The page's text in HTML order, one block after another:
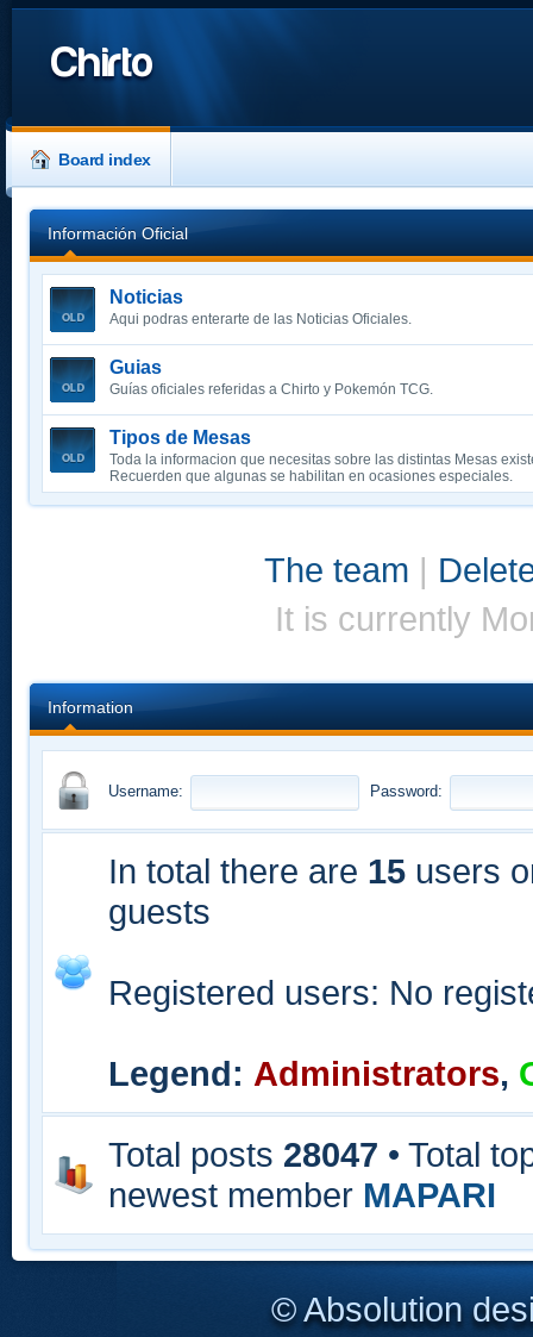
Chirto
Board index
Información Oficial
Noticias
Aqui podras enterarte de las Noticias Oficiales.
Guias
Guías oficiales referidas a Chirto y Pokemón TCG.
Tipos de Mesas
Toda la informacion que necesitas sobre las distintas Mesas
Recuerden que algunas se habilitan en ocasiones especiales.
The team |
It is currently
Information
Username: Password:
In total there are 15 users
guests
Registered users: No
Legend: Administrators,
Total posts 28047 • Total
newest member MAPARI
© Absolution